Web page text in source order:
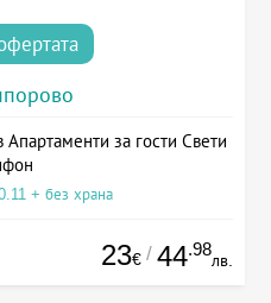
за гости Свети
+ без храна
23€ / 44.98
лв.